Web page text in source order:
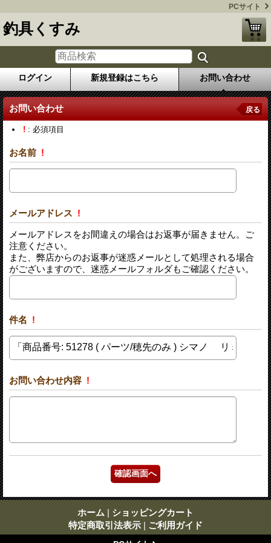
PCサイト
釣具くすみ
ログイン 新規登録はこちら お問い合わせ
お問い合わせ 戻る
! : 必須項目
お名前 !
メールアドレス !
メールアドレスをお間違えの場合はお返事が届きません。ご
注意ください。
また、弊店からのお返事が迷惑メールとして処理される場合
がございますので、迷惑メールフォルダもご確認ください。
件名 !
お問い合わせ内容 !
ホーム | ショッピングカート
特定商取引法表示 | ご利用ガイド